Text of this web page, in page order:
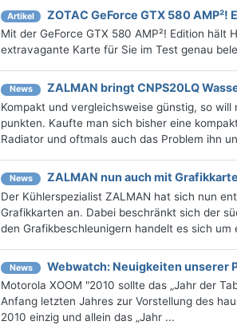
Artikel ZOTAC GeForce GTX 580 AMP²!
Mit der GeForce GTX 580 AMP²! Edition hält
extravagante Karte für Sie im Test genau
News ZALMAN bringt CNPS20LQ
Kompakt und vergleichsweise günstig, so
punkten. Kaufte man sich bisher eine
Radiator und oftmals auch das Problem ihn
News ZALMAN nun auch mit
Der Kühlerspezialist ZALMAN hat sich nun
Grafikkarten an. Dabei beschränkt sich der
den Grafikbeschleunigern handelt es sich um
News Webwatch: Neuigkeiten unserer
Motorola XOOM "2010 sollte das „Jahr der
Anfang letzten Jahres zur Vorstellung des
2010 einzig und allein das „Jahr ...